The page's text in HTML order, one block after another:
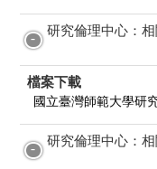
研究倫理中心：
檔案下載
國立臺灣師範大學研
研究倫理中心：